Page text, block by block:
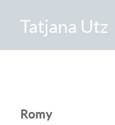
Tatjana Utz
Romy